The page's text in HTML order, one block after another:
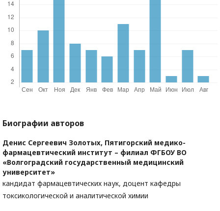
Биографии авторов
Денис Сергеевич Золотых, Пятигорский медико-
фармацевтический институт – филиал ФГБОУ ВО
«Волгоградский государственный медицинский
университет»
кандидат фармацевтических наук, доцент кафедры
токсикологической и аналитической химии